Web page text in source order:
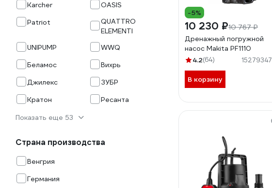
Karcher
OASIS
Patriot
QUATTRO
ELEMENTI
UNIPUMP
WWQ
Беламос
Вихрь
Джилекс
ЗУБР
Кратон
Ресанта
Показать еще 53
Страна производства
Венгрия
Германия
-5%
10 230 ₽10 767 ₽
Дренажный погружной
насос Makita PF1110
4.2(64) 15279347
В корзину